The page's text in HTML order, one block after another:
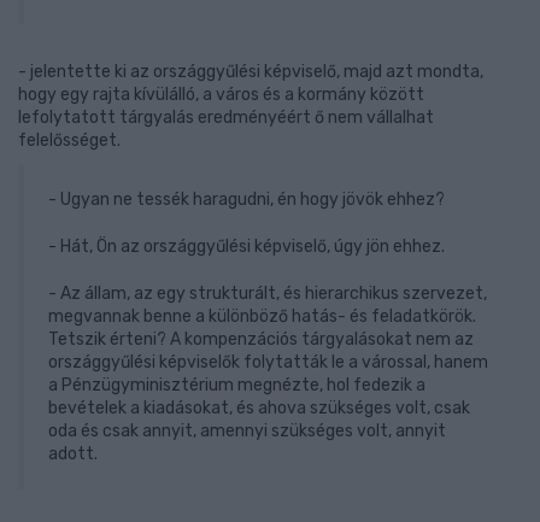
- jelentette ki az országgyűlési képviselő, majd azt mondta,
hogy egy rajta kívülálló, a város és a kormány között
lefolytatott tárgyalás eredményéért ő nem vállalhat
felelősséget.
- Ugyan ne tessék haragudni, én hogy jövök ehhez?
- Hát, Ön az országgyűlési képviselő, úgy jön ehhez.
- Az állam, az egy strukturált, és hierarchikus szervezet,
megvannak benne a különböző hatás- és feladatkörök.
Tetszik érteni? A kompenzációs tárgyalásokat nem az
országgyűlési képviselők folytatták le a várossal, hanem
a Pénzügyminisztérium megnézte, hol fedezik a
bevételek a kiadásokat, és ahova szükséges volt, csak
oda és csak annyit, amennyi szükséges volt, annyit
adott.